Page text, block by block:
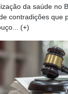
da saúde no
contradições que
(+)